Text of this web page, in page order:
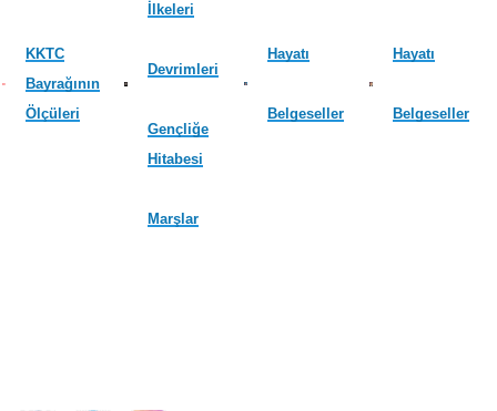
KKTC
Bayrağının
Ölçüleri
İlkeleri
Devrimleri
Gençliğe
Hitabesi
Marşlar
Hayatı
Belgeseller
Hayatı
Belgeseller